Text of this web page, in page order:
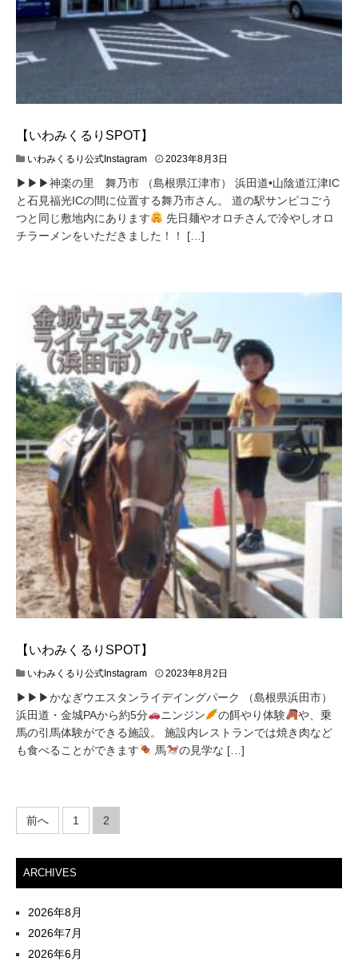
【いわみくるりSPOT】
いわみくるり公式Instagram 2023年8月3日
▶︎▶︎▶︎神楽の里 舞乃市 （島根県江津市） 浜田道•山陰道江津IC
と石見福光ICの間に位置する舞乃市さん。 道の駅サンピコごう
つと同じ敷地内にあります
先日麺やオロチさんで冷やしオロ
チラーメンをいただきました！！ […]
【いわみくるりSPOT】
いわみくるり公式Instagram 2023年8月2日
▶︎▶︎▶︎かなぎウエスタンライデイングパーク （島根県浜田市）
浜田道・金城PAから約5分
ニンジン の餌やり体験
や、乗
馬の引馬体験ができる施設。 施設内レストランでは焼き肉など
も食べることができます
馬 の見学な […]
投
稿
ナ
ビ
ゲ
前へ 1 2
ARCHIVES
2026年8月
2026年7月
2026年6月